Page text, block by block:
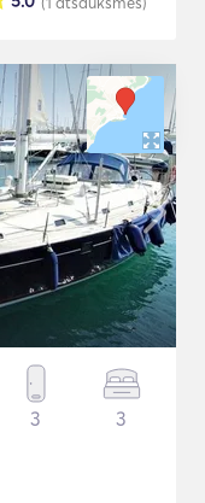
3 3